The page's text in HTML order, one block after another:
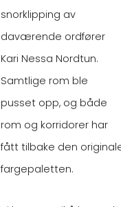
snorklipping av
daværende ordfører
Kari Nessa Nordtun.
Samtlige rom ble
pusset opp, og både
rom og korridorer har
fått tilbake den
fargepaletten.